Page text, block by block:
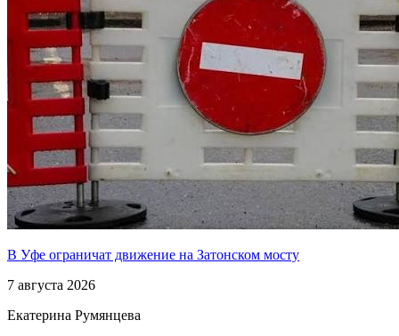
В Уфе ограничат движение на Затонском мосту
7 августа 2026
Екатерина Румянцева